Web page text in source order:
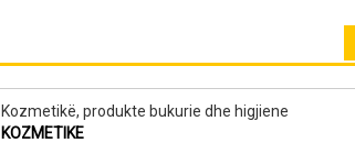
Kozmetikë, produkte bukurie dhe higjiene
KOZMETIKE